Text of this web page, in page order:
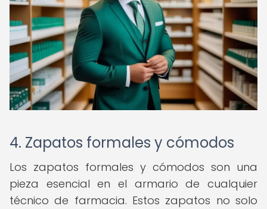
4. Zapatos formales y cómodos
Los zapatos formales y cómodos son una
pieza esencial en el armario de cualquier
técnico de farmacia. Estos zapatos no solo